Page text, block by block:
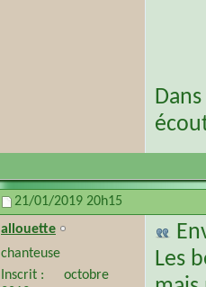
21/01/2019 20h15
allouette
chanteuse
Inscrit
octobre
Les